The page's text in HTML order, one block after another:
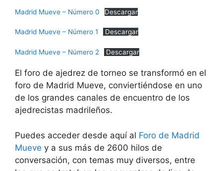
Madrid Mueve – Número 0 Descargar
Madrid Mueve – Número 1 Descargar
Madrid Mueve – Número 2 Descargar
El foro de ajedrez de torneo se transformó en el
foro de Madrid Mueve, conviertiéndose en uno
de los grandes canales de encuentro de los
ajedrecistas madrileños.
Puedes acceder desde aquí al Foro de Madrid
Mueve y a sus más de 2600 hilos de
conversación, con temas muy diversos, entre